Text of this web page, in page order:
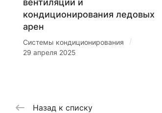
вентиляции и
кондиционирования ледовых
арен
Системы кондиционирования /
29 апреля 2025
Назад к списку